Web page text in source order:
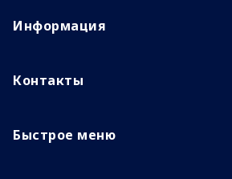
Информация
Контакты
Быстрое меню